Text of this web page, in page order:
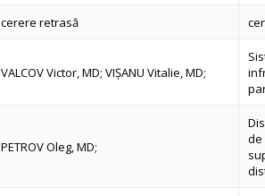
cerere retrasă
VALCOV Victor, MD; VIŞANU Vitalie, MD;
PETROV Oleg, MD;
de